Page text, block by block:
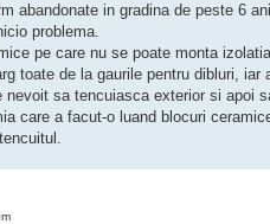
abandonate in gradina de peste 6
problema.
pe care nu se poate monta izolatia
toate de la gaurile pentru dibluri, iar
sa tencuiasca exterior si apoi
care a facut-o luand blocuri